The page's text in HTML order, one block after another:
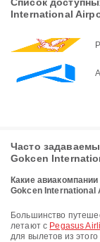
International
Часто
Gokcen
Какие
Gokcen International
Большинство путешественников из Sabiha Gokcen International Airport
летают с Pegasus
для вылетов из